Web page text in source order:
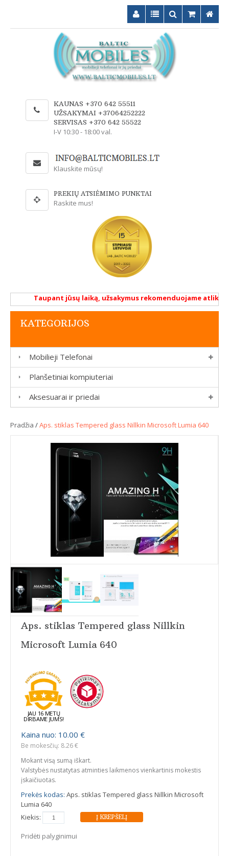
KAUNAS +370 642 55511
UŽSAKYMAI +37064252222
SERVISAS +370 642 55522
I-V 10:30 - 18:00 val.
Klauskite mūsų!
PREKIŲ ATSIĖMIMO PUNKTAI
Raskite mus!
Taupant jūsų laiką, užsakymus rekomenduojame atlikti
KATEGORIJOS
Mobilieji Telefonai
Planšetiniai kompiuteriai
Aksesuarai ir priedai
Pradžia /Aps. stiklas Tempered glass Nillkin Microsoft Lumia 640
Aps. stiklas Tempered glass Nillkin
Microsoft Lumia 640
JAU 16 METŲ
DIRBAME JUMS!
Kaina nuo: 10.00 €
Be mokesčių: 8.26 €
Mokant visą sumą iškart.
Valstybės nustatytas atminties laikmenos vienkartinis mokestis
įskaičiuotas.
Prekės kodas: Aps. stiklas Tempered glass Nillkin Microsoft
Lumia 640
Kiekis:
Pridėti palyginimui